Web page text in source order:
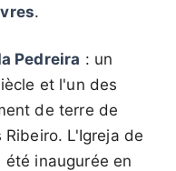
.
Pedreira : un
et l'un des
de terre de
L'Igreja de
inaugurée en